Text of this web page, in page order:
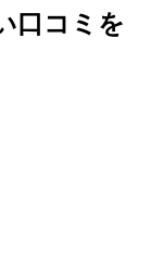
口コミを